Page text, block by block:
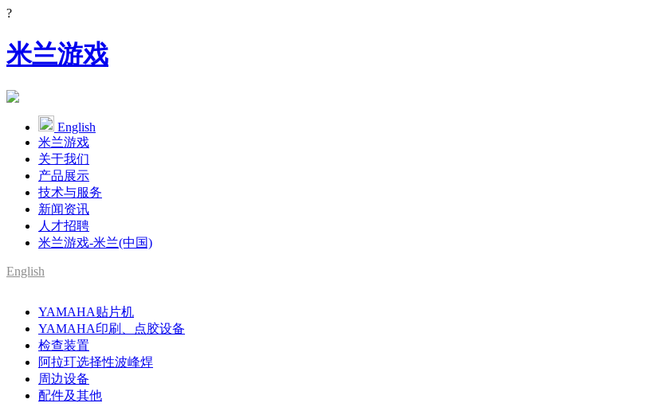
?
米兰游戏
English
米兰游戏
关于我们
产品展示
技术与服务
新闻资讯
人才招聘
米兰游戏-米兰(中国)
English
YAMAHA代理
YAMAHA贴片机
YAMAHA印刷、点胶设备
检查装置
阿拉玎选择性波峰焊
周边设备
配件及其他